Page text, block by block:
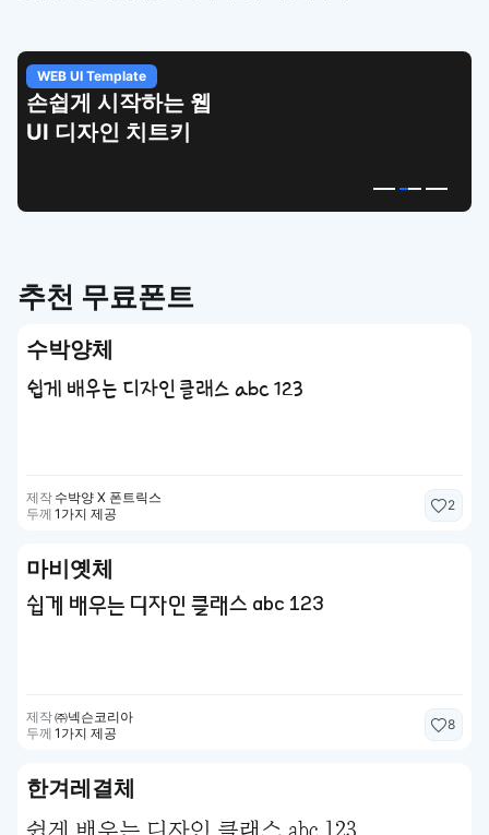
WEB UI Template
손쉽게 시작하는 웹
UI 디자인 치트키
추천 무료폰트
수박양체
쉽게 배우는 디자인 클래스 abc 123
제작 수박양 X 폰트릭스
두께 1가지 제공
2
마비옛체
쉽게 배우는 디자인 클래스 abc 123
제작㈜넥슨코리아
두께 1가지 제공
8
한겨레결체
쉽게 배우는 디자인 클래스 abc 123